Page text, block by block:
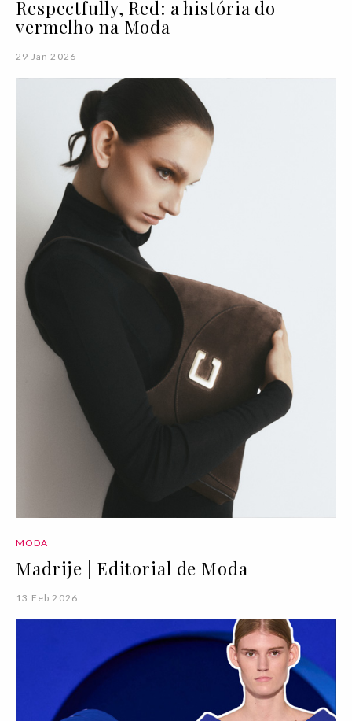
Respectfully, Red: a história do
vermelho na Moda
29 Jan 2026
MODA
Madrije | Editorial de Moda
13 Feb 2026